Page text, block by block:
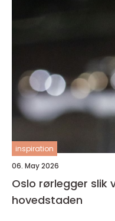
inspiration
06. May 2026
Oslo rørlegger slik velger du riktig fagperson i
hovedstaden